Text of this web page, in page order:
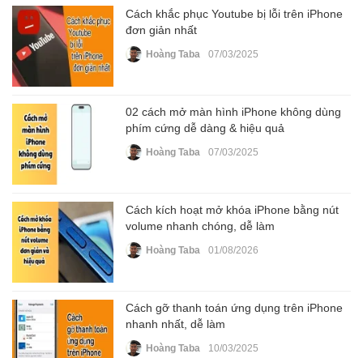
Cách khắc phục Youtube bị lỗi trên iPhone
đơn giản nhất
Hoàng Taba 07/03/2025
02 cách mở màn hình iPhone không dùng
phím cứng dễ dàng & hiệu quả
Hoàng Taba 07/03/2025
Cách kích hoạt mở khóa iPhone bằng nút
volume nhanh chóng, dễ làm
Hoàng Taba 01/08/2026
Cách gỡ thanh toán ứng dụng trên iPhone
nhanh nhất, dễ làm
Hoàng Taba 10/03/2025